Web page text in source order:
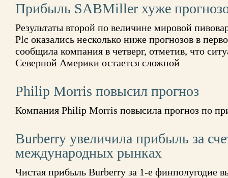
Прибыль SABMiller хуже
Результаты второй по величине мировой
Plc оказались несколько ниже прогнозов в
сообщила компания в четверг, отметив, что
Северной Америки остается сложной
Philip Morris повысил прогноз
Компания Philip Morris повысила прогноз по
Burberry увеличила прибыль за
международных рынках
Чистая прибыль Burberry за 1-е финполугодие